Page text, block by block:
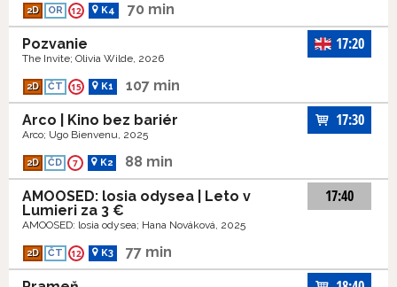
2D OR 12 K4 70 min
Pozvanie
The Invite; Olivia Wilde, 2026
2D ČT 15 K1 107 min
17:20
Arco | Kino bez bariér
Arco; Ugo Bienvenu, 2025
2D ČD 7 K2 88 min
17:30
AMOOSED: losia odysea | Leto v
Lumieri za 3 €
AMOOSED: losia odysea; Hana Nováková, 2025
2D ČT 12 K3 77 min
17:40